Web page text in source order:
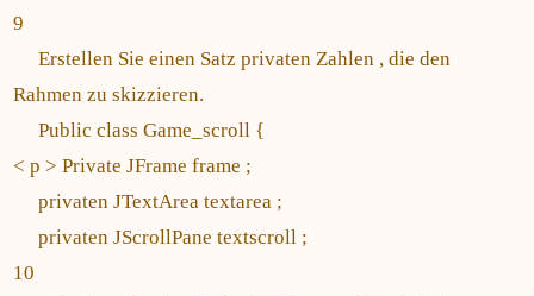
9
Erstellen Sie einen Satz privaten Zahlen , die den
Rahmen zu skizzieren.
Public class Game_scroll {
< p > Private JFrame frame ;
privaten JTextArea textarea ;
privaten JScrollPane textscroll ;
10